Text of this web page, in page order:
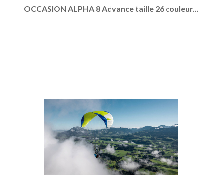
OCCASION ALPHA 8 Advance taille 26 couleur...